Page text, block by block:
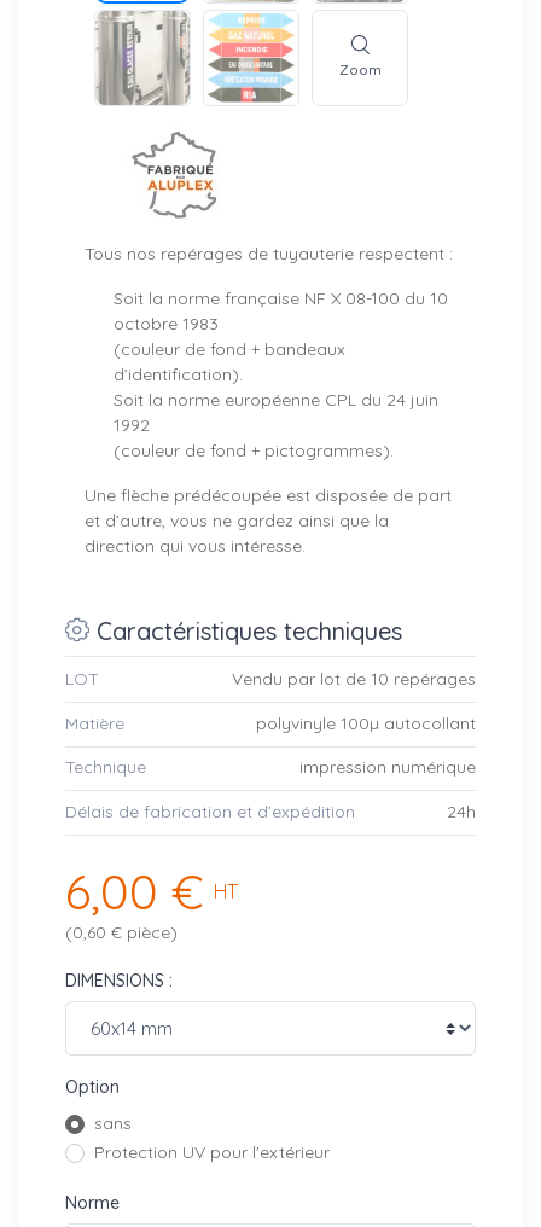
Zoom
Tous nos repérages de tuyauterie respectent :
Soit la norme française NF X 08-100 du 10
octobre 1983
(couleur de fond + bandeaux
d’identification).
Soit la norme européenne CPL du 24 juin
1992
(couleur de fond + pictogrammes).
Une flèche prédécoupée est disposée de part
et d’autre, vous ne gardez ainsi que la
direction qui vous intéresse.
Caractéristiques techniques
LOT Vendu par lot de 10 repérages
Matière polyvinyle 100µ autocollant
Technique impression numérique
Délais de fabrication et d’expédition 24h
6,00 € HT
(0,60 € pièce)
DIMENSIONS :
Option
sans
Protection UV pour l'extérieur
Norme